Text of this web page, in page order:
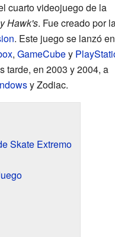
cuarto videojuego de la
Hawk's. Fue creado por
. Este juego se lanzó
, GameCubey
tarde, en 2003 y 2004, a
y Zodiac.
Skate Extremo